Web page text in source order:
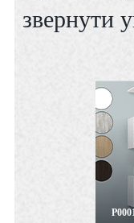
звернути